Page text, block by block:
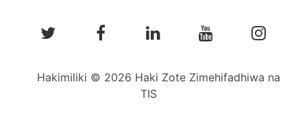
Hakimiliki © 2026 Haki Zote Zimehifadhiwa na
TIS